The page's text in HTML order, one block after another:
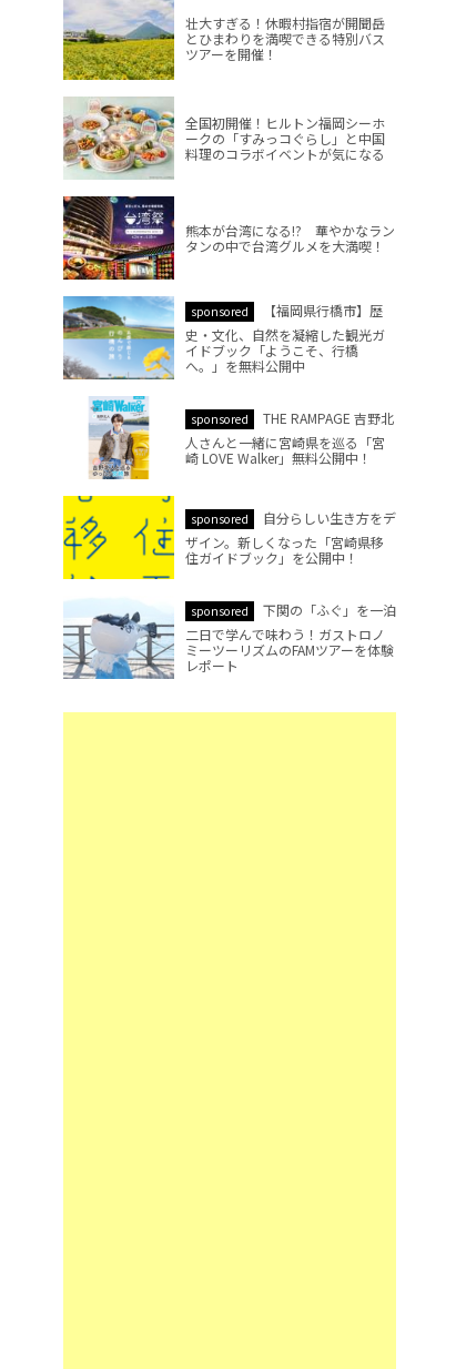
壮大すぎる！休暇村指宿が開聞岳
とひまわりを満喫できる特別バス
ツアーを開催！
全国初開催！ヒルトン福岡シーホ
ークの「すみっコぐらし」と中国
料理のコラボイベントが気になる
熊本が台湾になる!? 華やかなラン
タンの中で台湾グルメを大満喫！
sponsored
【福岡県行橋市】歴
史・文化、自然を凝縮した観光ガ
イドブック「ようこそ、行橋
へ。」を無料公開中
sponsored
THE RAMPAGE 吉野北
人さんと一緒に宮崎県を巡る「宮
崎 LOVE Walker」無料公開中！
sponsored
自分らしい生き方をデ
ザイン。新しくなった「宮崎県移
住ガイドブック」を公開中！
sponsored
下関の「ふぐ」を一泊
二日で学んで味わう！ガストロノ
ミーツーリズムのFAMツアーを体験
レポート